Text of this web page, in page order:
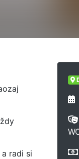
radi si